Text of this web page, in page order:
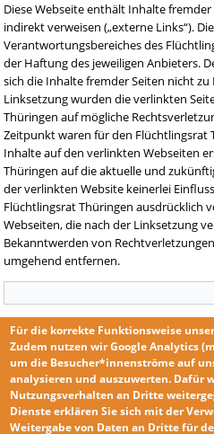
Diese Webseite enthält Inhalte
indirekt verweisen („externe Links“).
Verantwortungsbereiches des
der Haftung des jeweiligen Anbieters.
sich die Inhalte fremder Seiten nicht
Linksetzung wurden die verlinkten
Thüringen auf mögliche
Zeitpunkt waren für den Flüchtlingsrat
Inhalte auf den verlinkten Webseiten
Thüringen auf die aktuelle und
der verlinkten Website keinerlei
Flüchtlingsrat Thüringen ausdrücklich
Webseiten, die nach der Linksetzung
Bekanntwerden von
umgehend entfernen.
Suchformular
KONTAKT
IMPRESSUM
Für die korrekte Funktionsweise
Zudem nutzen wirGoogle Analytics
um die Besucher*innenströme auf
analysieren und auszuwerten. Dafür
Nutzungsverhalten an Dritte
Dienste erklären Sie sich mit der
Weitergabe von Daten an Dritte für